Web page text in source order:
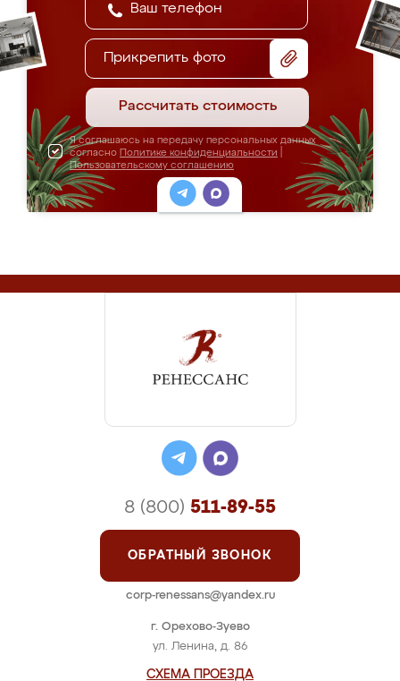
Прикрепить фото
Рассчитать стоимость
Я соглашаюсь на передачу персональных данных
согласно Политике конфиденциальности
Пользовательскому соглашению
г. Орехово-Зуево
ул. Ленина, д. 86
СХЕМА ПРОЕЗДА
8 (800) 511-89-55
ОБРАТНЫЙ ЗВОНОК
corp-renessans@yandex.ru